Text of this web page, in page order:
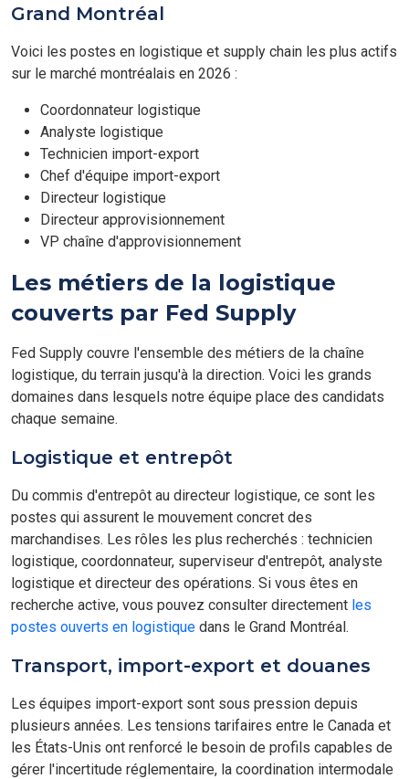
Grand Montréal
Voici les postes en logistique et supply chain les plus actifs
sur le marché montréalais en 2026 :
Coordonnateur logistique
Analyste logistique
Technicien import-export
Chef d'équipe import-export
Directeur logistique
Directeur approvisionnement
VP chaîne d'approvisionnement
Les métiers de la logistique
couverts par Fed Supply
Fed Supply couvre l'ensemble des métiers de la chaîne
logistique, du terrain jusqu'à la direction. Voici les grands
domaines dans lesquels notre équipe place des candidats
chaque semaine.
Logistique et entrepôt
Du commis d'entrepôt au directeur logistique, ce sont les
postes qui assurent le mouvement concret des
marchandises. Les rôles les plus recherchés : technicien
logistique, coordonnateur, superviseur d'entrepôt, analyste
logistique et directeur des opérations. Si vous êtes en
recherche active, vous pouvez consulter directement les
postes ouverts en logistique dans le Grand Montréal.
Transport, import-export et douanes
Les équipes import-export sont sous pression depuis
plusieurs années. Les tensions tarifaires entre le Canada et
les États-Unis ont renforcé le besoin de profils capables de
gérer l'incertitude réglementaire, la coordination intermodale